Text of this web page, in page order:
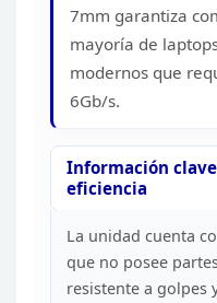
7mm garantiza
mayoría de
modernos que
6Gb/s.
Información
eficiencia
La unidad cuenta
que no posee
resistente a golpes